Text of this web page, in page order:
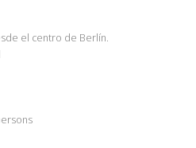
el centro de Berlín.